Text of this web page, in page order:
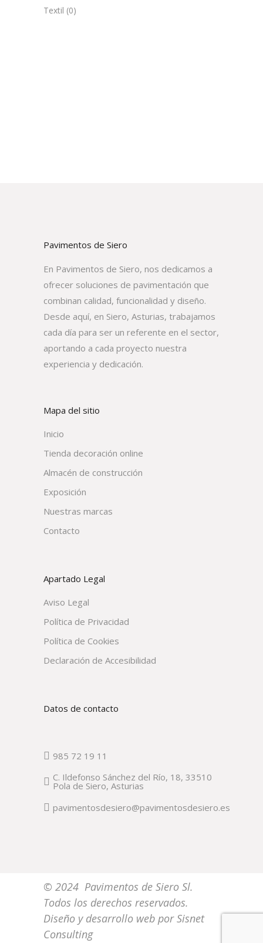
Textil (0)
Pavimentos de Siero
En Pavimentos de Siero, nos dedicamos a
ofrecer soluciones de pavimentación que
combinan calidad, funcionalidad y diseño.
Desde aquí, en Siero, Asturias, trabajamos
cada día para ser un referente en el sector,
aportando a cada proyecto nuestra
experiencia y dedicación.
Mapa del sitio
Inicio
Tienda decoración online
Almacén de construcción
Exposición
Nuestras marcas
Contacto
Apartado Legal
Aviso Legal
Política de Privacidad
Política de Cookies
Declaración de Accesibilidad
Datos de contacto
985 72 19 11
C. Ildefonso Sánchez del Río, 18, 33510
Pola de Siero, Asturias
pavimentosdesiero@pavimentosdesiero.es
© 2024 Pavimentos de Siero Sl.
Todos los derechos reservados.
Diseño y desarrollo web porSisnet
Consulting